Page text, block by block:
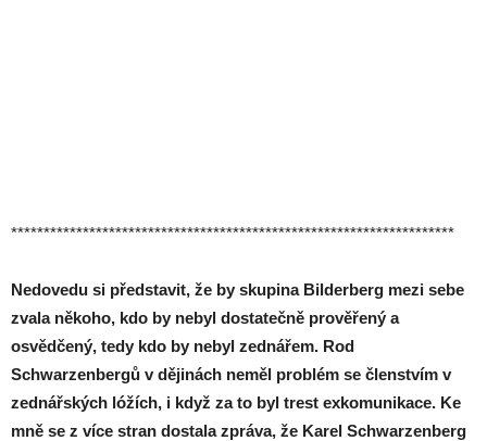
********************************************************************
Nedovedu si představit, že by skupina Bilderberg mezi sebe
zvala někoho, kdo by nebyl dostatečně prověřený a
osvědčený, tedy kdo by nebyl zednářem. Rod
Schwarzenbergů v dějinách neměl problém se členstvím v
zednářských lóžích, i když za to byl trest exkomunikace. Ke
mně se z více stran dostala zpráva, že Karel Schwarzenberg